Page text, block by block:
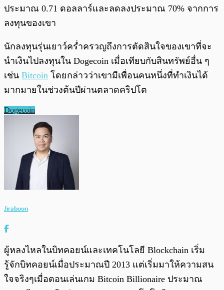
ประมาณ 0.71 ดอลลาร์และลดลงประมาณ 70% จากการ
ลงทุนของเขา
นักลงทุนรุ่นเยาว์คร่ำครวญถึงการตัดสินใจของเขาที่จะ
นำเงินไปลงทุนใน Dogecoin เมื่อเทียบกับสินทรัพย์อื่น ๆ
เช่น Bitcoin โดยกล่าวว่าเขามีเพื่อนคนหนึ่งที่ทำเงินได้
มากมายในช่วงต้นปีผ่านตลาดคริปโต
Dogecoin
Jiraboon
ผู้หลงไหลในบิทคอยน์และเทคโนโลยี Blockchain เริ่ม
รู้จักบิทคอยน์เมื่อประมาณปี 2013 แต่เริ่มมาให้ความสน
ใจจริงๆเมื่อตอนเล่นเกม Bitcoin Billionaire ประมาณ